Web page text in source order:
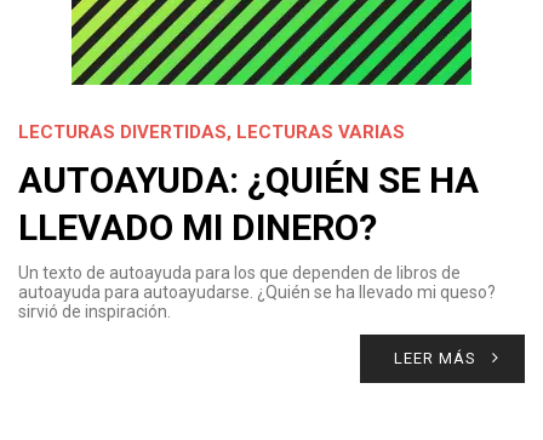
LECTURAS DIVERTIDAS, LECTURAS VARIAS
AUTOAYUDA: ¿QUIÉN SE HA
LLEVADO MI DINERO?
Un texto de autoayuda para los que dependen de libros de
autoayuda para autoayudarse. ¿Quién se ha llevado mi queso?
sirvió de inspiración.
LEER MÁS